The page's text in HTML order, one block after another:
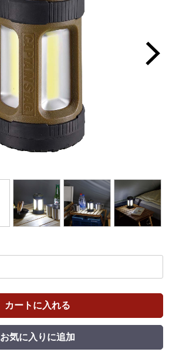
カートに入れる
お気に入りに追加